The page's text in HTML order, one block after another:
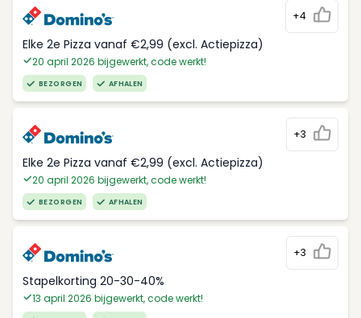
+4
Elke 2e Pizza vanaf €2,99 (excl. Actiepizza)
20 april 2026 bijgewerkt, code werkt!
BEZORGEN AFHALEN
+3
Elke 2e Pizza vanaf €2,99 (excl. Actiepizza)
20 april 2026 bijgewerkt, code werkt!
BEZORGEN AFHALEN
+3
Stapelkorting 20-30-40%
13 april 2026 bijgewerkt, code werkt!